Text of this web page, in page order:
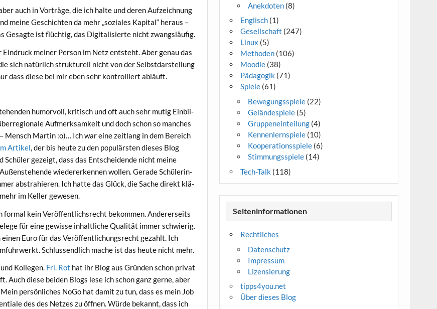
auch in Vor­trä­ge, die ich hal­te und deren Auf­zeich­nung
mei­ne Geschich­ten da mehr „sozia­les Kapi­tal“ her­aus –
Gesag­te ist flüch­tig, das Digi­ta­li­sier­te nicht zwangsläufig.
mei­ner Per­son im Netz ent­steht. Aber genau das
sich natür­lich struk­tu­rell nicht von der Selbst­dar­stel­lung
dass die­se bei mir eben sehr kon­trol­liert abläuft.
humor­voll, kri­tisch und oft auch sehr mutig Ein­bli­
Auf­merk­sam­keit und doch schon so man­ches
Mensch Mar­tin :o)… Ich war eine zeit­lang in dem Bereich
Arti­kel, der bis heu­te zu den popu­lärs­ten die­ses Blog
gezeigt, dass das Ent­schei­den­de nicht mei­ne
wie­der­erken­nen wol­len. Gera­de Schü­le­rin­
abs­tra­hie­ren. Ich hat­te das Glück, die Sache direkt klä­
im Kel­ler gewesen.
for­mal kein Ver­öf­fent­lichs­recht bekom­men. Ande­rer­seits
für eine gewis­se inhalt­li­che Qua­li­tät immer schwie­rig.
Euro für das Ver­öf­fent­li­chungs­recht gezahlt. Ich
Schluss­end­lich mache ist das heu­te nicht mehr.
Kol­le­gen. Frl. Rot hat ihr Blog aus Grün­den schon pri­vat
Auch die­se bei­den Blogs lese ich schon ganz ger­ne, aber
per­sön­li­ches NoGo hat damit zu tun, dass es mein Job
des des Net­zes zu öff­nen. Wür­de bekannt, dass ich
Anekdoten (8)
Englisch (1)
Gesellschaft (247)
Linux (5)
Methoden (106)
Moodle (38)
Pädagogik (71)
Spiele (61)
Bewegungsspiele (22)
Geländespiele (5)
Gruppeneinteilung (4)
Kennenlernspiele (10)
Kooperationsspiele (6)
Stimmungsspiele (14)
Tech-Talk (118)
Seiteninformationen
Rechtliches
Datenschutz
Impressum
Lizensierung
tipps4you.net
Über dieses Blog